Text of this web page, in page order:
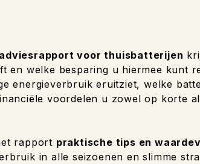
voor thuisbatterijen
en welke besparing u hiermee kunt
energieverbruik eruitziet, welke
voordelen u zowel op korte
rapport praktische tips en
in alle seizoenen en slimme